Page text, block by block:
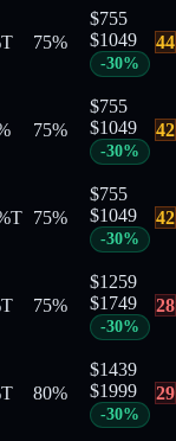
T 75%
$755
$1049
-30%
44
75%
$755
$1049
-30%
42
T 75%
$755
$1049
-30%
42
T 75%
$1259
$1749
-30%
28
T 80%
$1439
$1999
-30%
29